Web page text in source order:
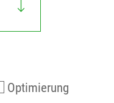
Optimierung